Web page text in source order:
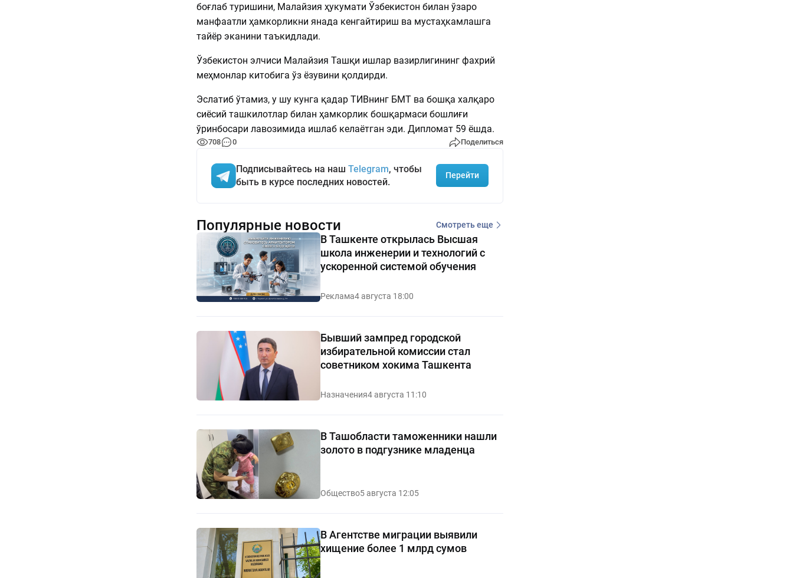
боғлаб туришини, Малайзия ҳукумати Ўзбекистон билан ўзаро
манфаатли ҳамкорликни янада кенгайтириш ва мустаҳкамлашга
тайёр эканини таъкидлади.
Ўзбекистон элчиси Малайзия Ташқи ишлар вазирлигининг фахрий
меҳмонлар китобига ўз ёзувини қолдирди.
Эслатиб ўтамиз, у шу кунга қадар ТИВнинг БМТ ва бошқа халқаро
сиёсий ташкилотлар билан ҳамкорлик бошқармаси бошлиғи
ўринбосари лавозимида ишлаб келаётган эди. Дипломат 59 ёшда.
708 0 Поделиться
Подписывайтесь на наш Telegram, чтобы
быть в курсе последних новостей.
Перейти
Популярные новости Смотреть еще
В Ташкенте открылась Высшая
школа инженерии и технологий с
ускоренной системой обучения
Реклама4 августа 18:00
Бывший зампред городской
избирательной комиссии стал
советником хокима Ташкента
Назначения4 августа 11:10
В Ташобласти таможенники нашли
золото в подгузнике младенца
Общество5 августа 12:05
В Агентстве миграции выявили
хищение более 1 млрд сумов